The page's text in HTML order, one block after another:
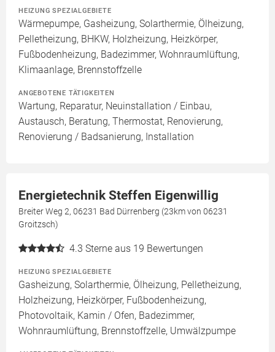
HEIZUNG SPEZIALGEBIETE
Wärmepumpe, Gasheizung, Solarthermie, Ölheizung,
Pelletheizung, BHKW, Holzheizung, Heizkörper,
Fußbodenheizung, Badezimmer, Wohnraumlüftung,
Klimaanlage, Brennstoffzelle
ANGEBOTENE TÄTIGKEITEN
Wartung, Reparatur, Neuinstallation / Einbau,
Austausch, Beratung, Thermostat, Renovierung,
Renovierung / Badsanierung, Installation
Energietechnik Steffen Eigenwillig
Breiter Weg 2, 06231 Bad Dürrenberg (23km von 06231
Groitzsch)
4.3 Sterne aus 19 Bewertungen
HEIZUNG SPEZIALGEBIETE
Gasheizung, Solarthermie, Ölheizung, Pelletheizung,
Holzheizung, Heizkörper, Fußbodenheizung,
Photovoltaik, Kamin / Ofen, Badezimmer,
Wohnraumlüftung, Brennstoffzelle, Umwälzpumpe